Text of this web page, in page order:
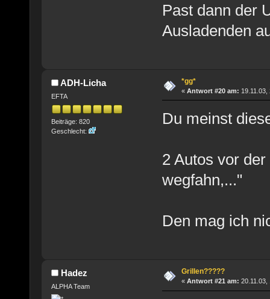
Past dann der
Ausladenden
ADH-Licha
EFTA
Beiträge: 820
Geschlecht:
*gg*
« Antwort #20 am: 19.11.03,
Du meinst
2 Autos vor
wegfahn,..."
Den mag ich
Hadez
ALPHA Team
Grillen?????
« Antwort #21 am: 20.11.03,